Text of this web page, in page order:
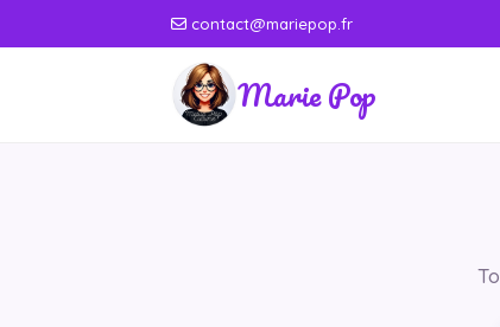
contact@mariepop.fr
Marie Pop